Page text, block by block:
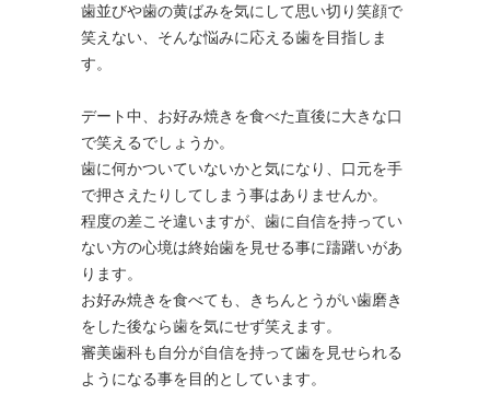
歯並びや歯の黄ばみを気にして思い切り笑顔で
笑えない、そんな悩みに応える歯を目指しま
す。
デート中、お好み焼きを食べた直後に大きな口
で笑えるでしょうか。
歯に何かついていないかと気になり、口元を手
で押さえたりしてしまう事はありませんか。
程度の差こそ違いますが、歯に自信を持ってい
ない方の心境は終始歯を見せる事に躊躇いがあ
ります。
お好み焼きを食べても、きちんとうがい歯磨き
をした後なら歯を気にせず笑えます。
審美歯科も自分が自信を持って歯を見せられる
ようになる事を目的としています。